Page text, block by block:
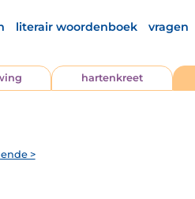
literair woordenboek vragen
hartenkreet
>